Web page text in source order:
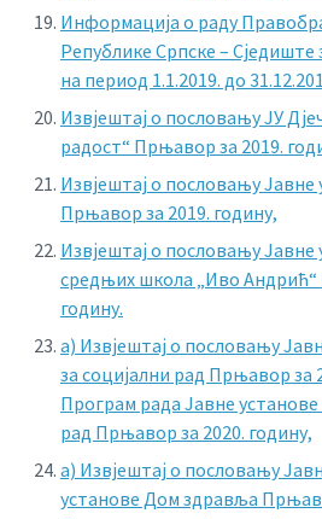
Информација о раду
Републике Српске – Сједиште
на период 1.1.2019. до
Извјештај о пословању ЈУ
радост“ Прњавор за 2019.
Извјештај о пословању Јавне
Прњавор за 2019. годину,
Извјештај о пословању
средњих школа „Иво Андрић“
годину.
а) Извјештај о пословању
за социјални рад Прњавор за
Програм рада Јавне
рад Прњавор за 2020. годину,
а) Извјештај о пословању
установе Дом здравља